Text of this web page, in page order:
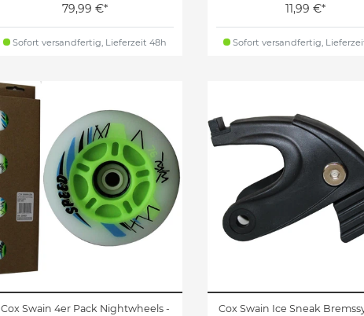
79,99 €*
Sofort versandfertig, Lieferzeit 48h
11,99 €*
Sofort versandfertig,
Cox Swain 4er Pack Nightwheels -
Cox Swain Ice Sneak